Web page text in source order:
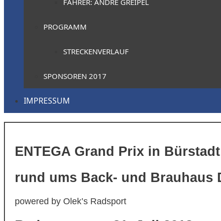
FAHRER: ANDRÉ GREIPEL
PROGRAMM
STRECKENVERLAUF
SPONSOREN 2017
IMPRESSUM
ENTEGA Grand Prix in Bürstadt
rund ums Back- und Brauhaus
powered by Olek’s Radsport